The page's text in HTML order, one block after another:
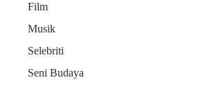
Film
Musik
Selebriti
Seni Budaya